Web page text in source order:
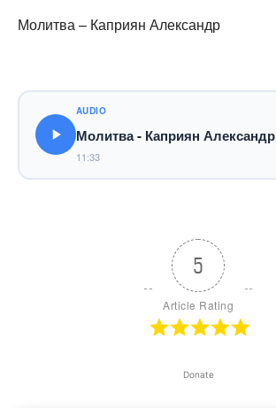
Молитва – Каприян Александр
AUDIO
Молитва - Каприян Александр
11:33
5
Article Rating
Donate